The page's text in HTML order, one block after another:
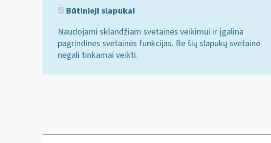
Būtinieji slapukai
Naudojami sklandžiam svetainės veikimui ir įgalina
pagrindines svetainės funkcijas. Be šių slapukų svetainė
negali tinkamai veikti.